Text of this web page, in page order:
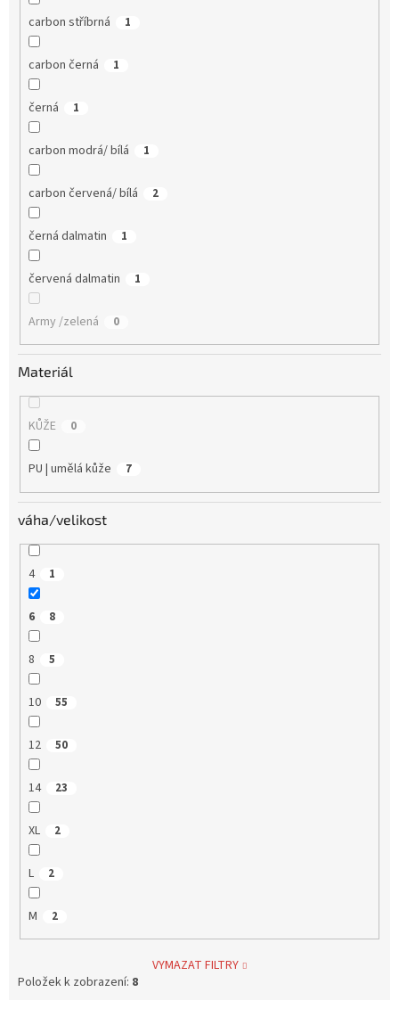
carbon stříbrná 1
carbon černá 1
černá 1
carbon modrá/ bílá 1
carbon červená/ bílá 2
černá dalmatin 1
červená dalmatin 1
Army /zelená 0
Materiál
KŮŽE 0
PU | umělá kůže 7
váha/velikost
4 1
6 8
8 5
10 55
12 50
14 23
XL 2
L 2
M 2
VYMAZAT FILTRY
Položek k zobrazení: 8